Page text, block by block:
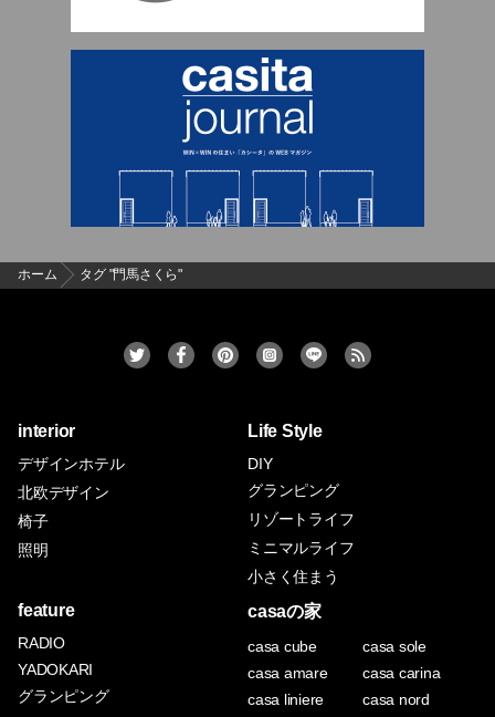
ホーム タグ "門馬さくら"
interior
デザインホテル
北欧デザイン
椅子
照明
Life Style
DIY
グランピング
リゾートライフ
ミニマルライフ
小さく住まう
feature
RADIO
YADOKARI
グランピング
casaの家
casa cube
casa sole
casa amare
casa carina
casa liniere
casa nord